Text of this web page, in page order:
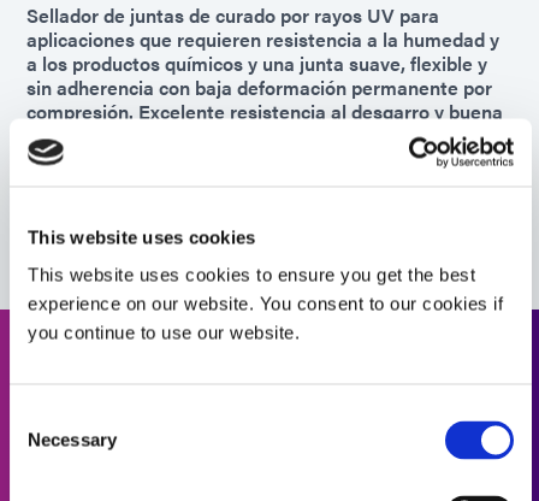
This website uses cookies
This website uses cookies to ensure you get the best
experience on our website. You consent to our cookies if
you continue to use our website.
Selection
Necessary
Sellador de juntas de curado por rayos UV para
aplicaciones que requieren resistencia a la humedad y
a los productos químicos y una junta suave, flexible y
sin adherencia con baja deformación permanente por
compresión. Excelente resistencia al desgarro y buena
adhesión a superficies de nailon y plástico.